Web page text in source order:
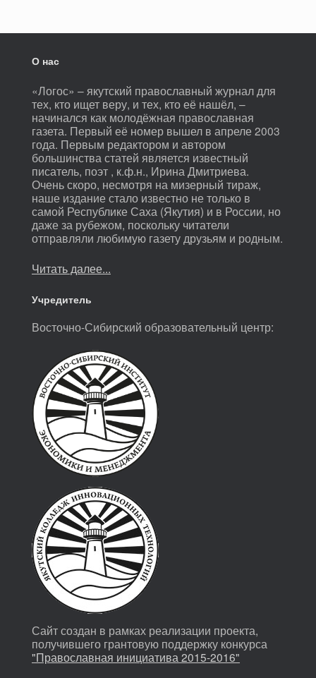
О нас
«Логос» – якутский православный журнал для
тех, кто ищет веру, и тех, кто её нашёл, –
начинался как молодёжная православная
газета. Первый её номер вышел в апреле 2003
года. Первым редактором и автором
большинства статей является известный
писатель, поэт , к.ф.н., Ирина Дмитриева.
Очень скоро, несмотря на мизерный тираж,
наше издание стало известно не только в
самой Республике Саха (Якутия) и в России, но
даже за рубежом, поскольку читатели
отправляли любимую газету друзьям и родным.
Читать далее...
Учредитель
Восточно-Сибирский образовательный центр:
Сайт создан в рамках реализации проекта,
получившего грантовую поддержку конкурса
"Православная инициатива 2015-2016"